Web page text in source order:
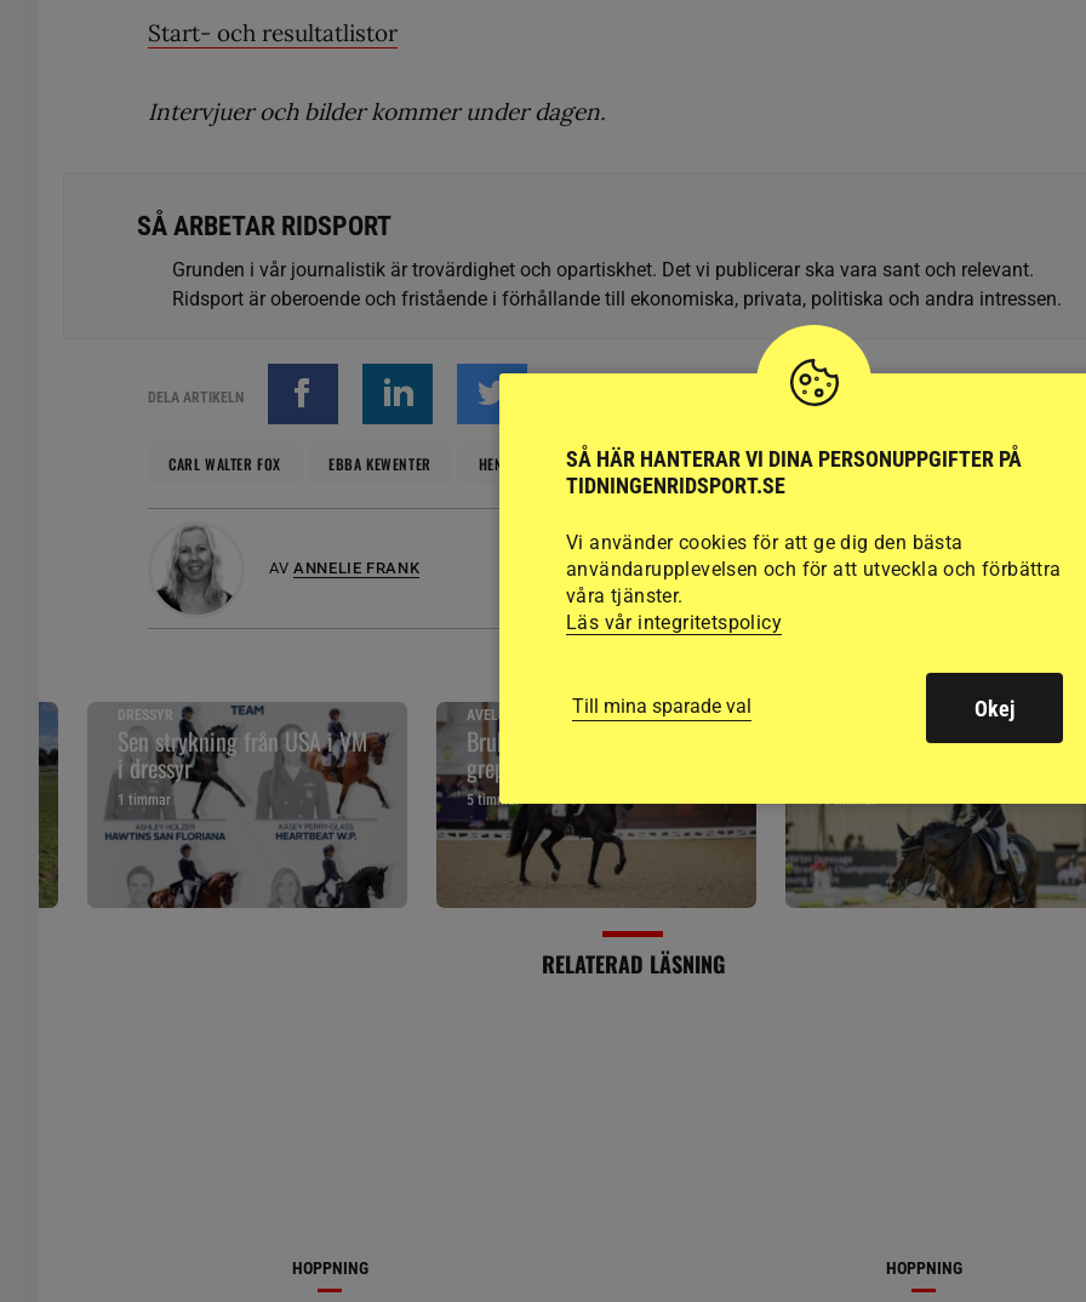
Start- och resultatlistor
Intervjuer och bilder kommer under dagen.
SÅ ARBETAR RIDSPORT
Grunden i vår journalistik är trovärdighet och opartiskhet. Det vi publicerar ska vara sant och relevant.
Ridsport är oberoende och fristående i förhållande till ekonomiska, privata, politiska och andra intressen.
DELA ARTIKELN
CARL WALTER FOX EBBA KEWENTER HENRIKSDALS RYTTARFÖRENING JSM SM VALENTINA JARL YRSM
AV ANNELIE FRANK
SENAST
DRESSYR
Sen strykning från USA i VM
i dressyr
1 timmar
AVELSNYHETER
Bruksprovsvinnare behåller
greppet bland stoägare
5 timmar
Stark start för bästa svenska
16 timmar
RELATERAD LÄSNING
HOPPNING HOPPNING
SÅ HÄR HANTERAR VI DINA PERSONUPPGIFTER PÅ
TIDNINGENRIDSPORT.SE
Vi använder cookies för att ge dig den bästa
användarupplevelsen och för att utveckla och förbättra
våra tjänster.
Läs vår integritetspolicy
Till mina sparade val Okej